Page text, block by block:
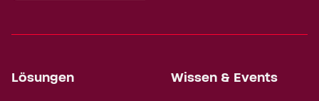
Lösungen Wissen & Events